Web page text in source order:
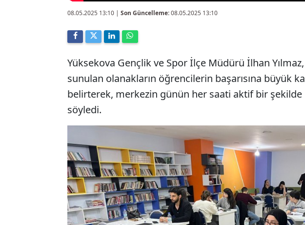
08.05.2025 13:10 | Son Güncelleme:08.05.2025 13:10
Yüksekova Gençlik ve Spor İlçe Müdürü İlhan
sunulan olanakların öğrencilerin başarısına büyük
belirterek, merkezin günün her saati aktif bir
söyledi.